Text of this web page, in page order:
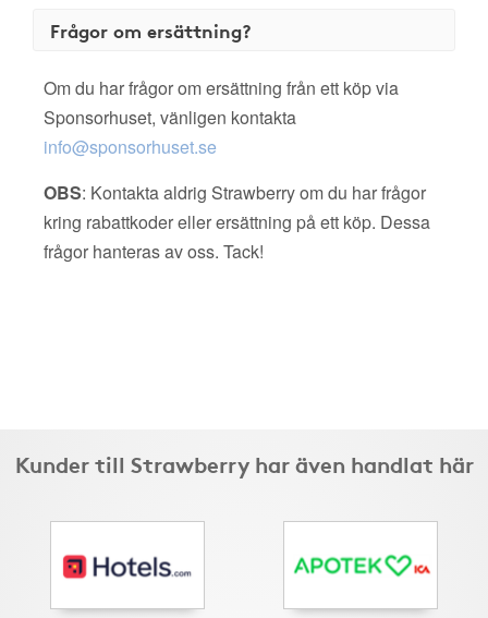
Frågor om ersättning?
Om du har frågor om ersättning från ett köp via
Sponsorhuset, vänligen kontakta
info@sponsorhuset.se
OBS: Kontakta aldrig Strawberry om du har frågor
kring rabattkoder eller ersättning på ett köp. Dessa
frågor hanteras av oss. Tack!
Kunder till Strawberry har även handlat här